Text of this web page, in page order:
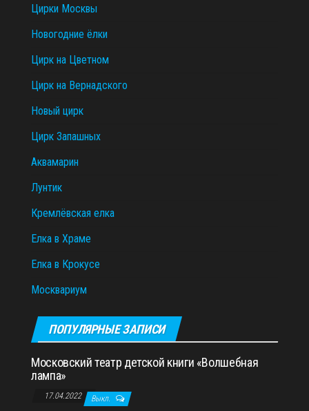
Цирки Москвы
Новогодние ёлки
Цирк на Цветном
Цирк на Вернадского
Новый цирк
Цирк Запашных
Аквамарин
Лунтик
Кремлёвская елка
Елка в Храме
Елка в Крокусе
Москвариум
ПОПУЛЯРНЫЕ ЗАПИСИ
Московский театр детской книги «Волшебная
лампа»
17.04.2022 Выкл.